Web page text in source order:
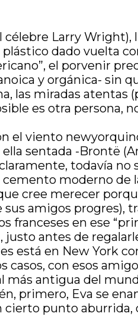
Larry
dado vuelta
el porvenir
y orgánica- sin
las miradas atentas
es otra persona,
el viento
sentada -Brontë
todavía no
moderno de
cree merecer
amigos progres),
franceses en ese
antes de
está en New York
casos, con esos
más antigua del
primero, Eva se
cierto punto aburrida,